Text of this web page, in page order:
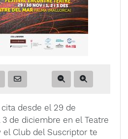
desde el 29 de
de diciembre en el Teatre
el Club del Suscriptor te